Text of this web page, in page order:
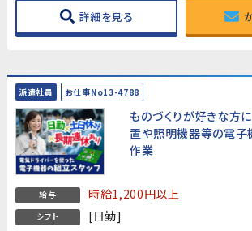
詳細を見る
派遣社員 お仕事No13-4788
ものづくりが好きな方
置や照明機器等の電子
作業
給与 時給1,200円以上
シフト
[日勤]